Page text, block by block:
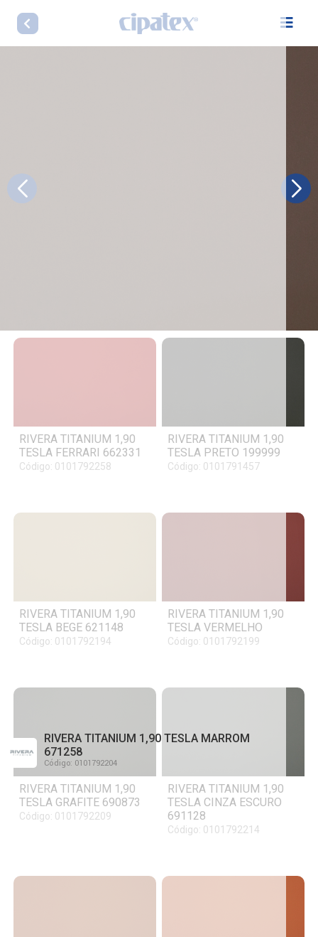
RIVERA TITANIUM 1,90 TESLA MARROM
671258
Código: 0101792204
RIVERA TITANIUM 1,90
TESLA FERRARI 662331
Código: 0101792258
RIVERA TITANIUM 1,90
TESLA PRETO 199999
Código: 0101791457
RIVERA TITANIUM 1,90
TESLA BEGE 621148
Código: 0101792194
RIVERA TITANIUM 1,90
TESLA VERMELHO
Código: 0101792199
RIVERA TITANIUM 1,90
TESLA GRAFITE 690873
Código: 0101792209
RIVERA TITANIUM 1,90
TESLA CINZA ESCURO
691128
Código: 0101792214